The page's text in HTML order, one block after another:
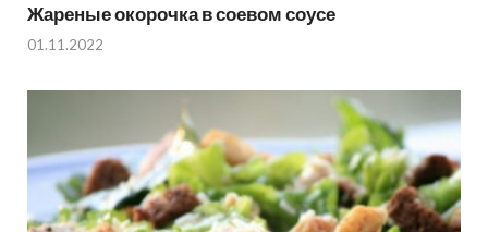
Жареные окорочка в соевом соусе
01.11.2022